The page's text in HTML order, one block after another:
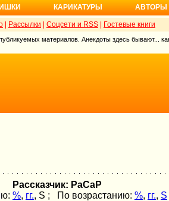
КАРИКАТУРЫ АВТОРЫ
Рассылки Соцсети и RSS Гостевые книги
материалов. Анекдоты здесь бывают...
Рассказчик: РаСаР
%, гг., S ; По возрастанию: %, гг., S